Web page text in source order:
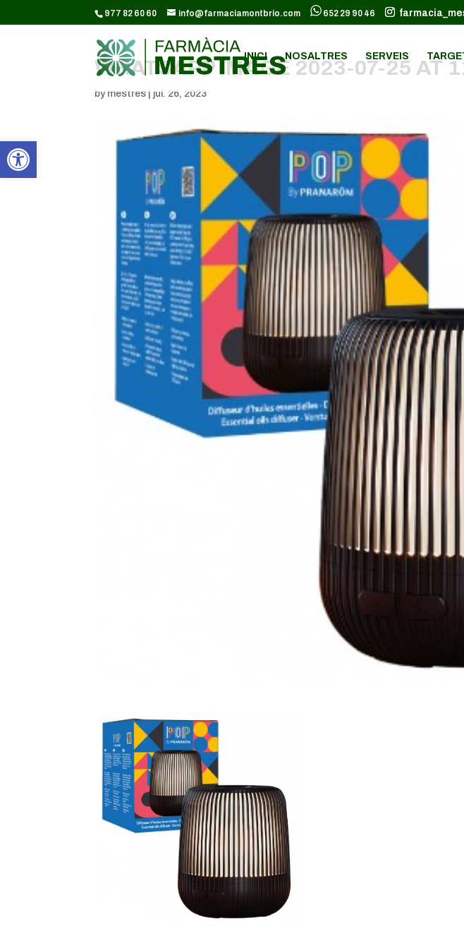
Obre la barra d'eines
CODI GOOGLE ANALYTICS:
977 82 60 60 info@farmaciamontbrio.com 652 29 90 46
INICI NOSALTRES SERVEIS
WHATSAPP IMAGE 2023-07-25 AT
by mestres | jul. 26, 2023